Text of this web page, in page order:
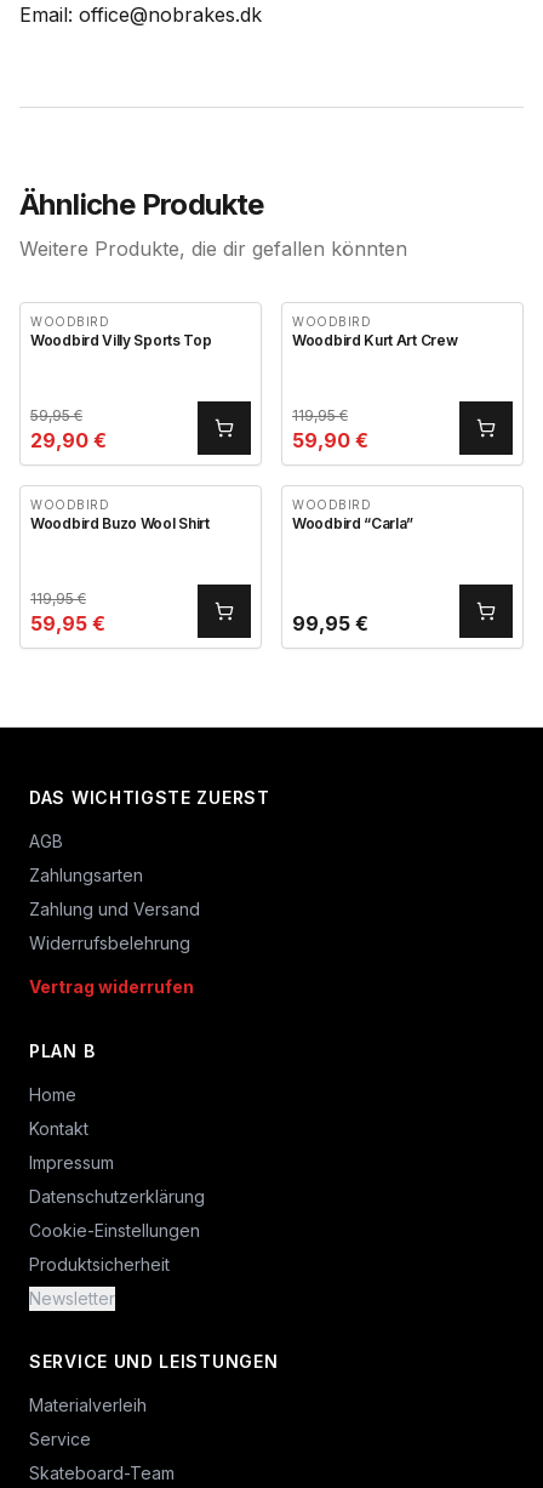
Email: office@nobrakes.dk
Ähnliche Produkte
Weitere Produkte, die dir gefallen könnten
WOODBIRD
Woodbird Villy Sports Top
59,95€
29,90 €
WOODBIRD
Woodbird Kurt Art Crew
119,95€
59,90 €
WOODBIRD
Woodbird Buzo Wool Shirt
119,95€
59,95 €
WOODBIRD
Woodbird “Carla”
99,95 €
DAS WICHTIGSTE ZUERST
AGB
Zahlungsarten
Zahlung und Versand
Widerrufsbelehrung
Vertrag widerrufen
PLAN B
Home
Kontakt
Impressum
Datenschutzerklärung
Cookie-Einstellungen
Produktsicherheit
Newsletter
SERVICE UND LEISTUNGEN
Materialverleih
Service
Skateboard-Team